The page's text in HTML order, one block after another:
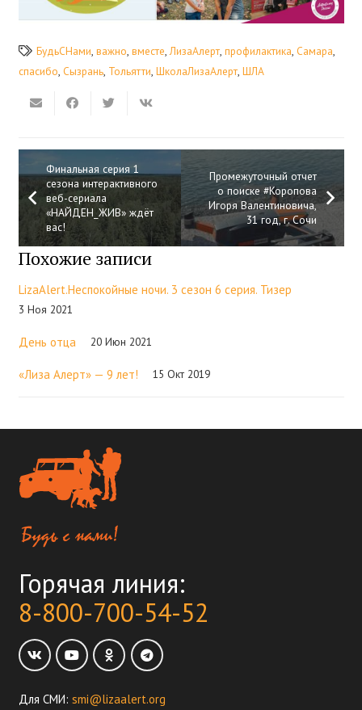
БудьСНами, важно, вместе,ЛизаАлерт, профилактика, Самара,
спасибо, Сызрань, Тольятти, ШколаЛизаАлерт, ШЛА
Финальная серия 1
сезона интерактивного
веб-сериала
«НАЙДЕН_ЖИВ» ждёт
вас!
Промежуточный отчет
о поиске #Коропова
Игоря Валентиновича,
31 год, г. Сочи
Похожие записи
LizaAlert.Неспокойные ночи. 3 сезон 6 серия. Тизер
3 Ноя 2021
День отца 20 Июн 2021
«Лиза Алерт» — 9 лет! 15 Окт 2019
Горячая линия:
8-800-700-54-52
Для СМИ: smi@lizaalert.org